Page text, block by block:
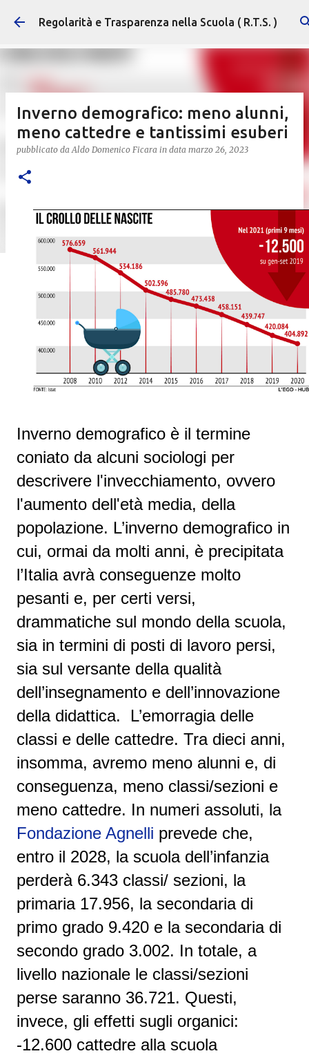
Passa ai contenuti principali
Regolarità e Trasparenza nella Scuola ( R.T.S. )
Inverno demografico: meno alunni,
meno cattedre e tantissimi esuberi
pubblicato daAldo Domenico Ficara in data marzo 26, 2023
Inverno demografico è il termine
coniato da alcuni sociologi per
descrivere l'invecchiamento, ovvero
l'aumento dell'età media, della
popolazione. L’inverno demografico in
cui, ormai da molti anni, è precipitata
l’Italia avrà conseguenze molto
pesanti e, per certi versi,
drammatiche sul mondo della scuola,
sia in termini di posti di lavoro persi,
sia sul versante della qualità
dell’insegnamento e dell’innovazione
della didattica.
L’emorragia delle
classi e delle cattedre. Tra dieci anni,
insomma, avremo meno alunni e, di
conseguenza, meno classi/sezioni e
meno cattedre. In numeri assoluti, la
Fondazione Agnelli prevede che,
entro il 2028, la scuola dell’infanzia
perderà 6.343 classi/ sezioni, la
primaria 17.956, la secondaria di
primo grado 9.420 e la secondaria di
secondo grado 3.002. In totale, a
livello nazionale le classi/sezioni
perse saranno 36.721. Questi,
invece, gli effetti sugli organici:
-12.600 cattedre alla scuola